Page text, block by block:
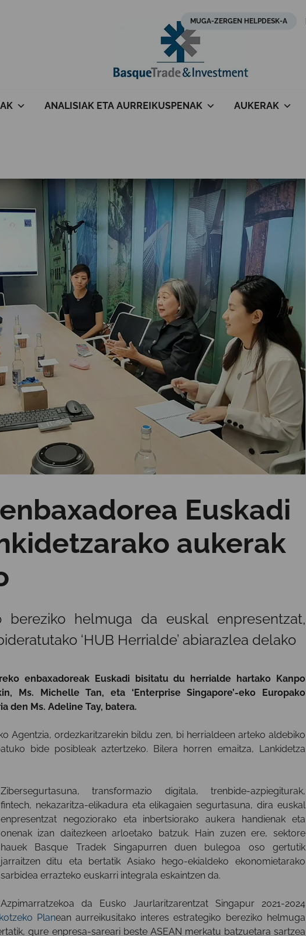
MUGA-ZERGEN HELPDESK-A
ANALISIAK ETA AURREIKUSPENAK AUKERAK
Euskadi
aukerak
bereziko helmuga da euskal enpresentzat,
‘HUB Herrialde’ abiarazlea delako
enbaxadoreak Euskadi bisitatu du herrialde hartako Kanpo
Ms. Michelle Tan, eta ‘Enterprise Singapore’-eko Europako
den Ms. Adeline Tay, batera.
Agentzia, ordezkaritzarekin bildu zen, bi herrialdeen arteko aldebiko
bide posibleak aztertzeko. Bilera horren emaitza, Lankidetza
Zibersegurtasuna, transformazio digitala, trenbide-azpiegiturak,
fintech, nekazaritza-elikadura eta elikagaien segurtasuna, dira euskal
enpresentzat negoziorako eta inbertsiorako aukera handienak eta
onenak izan daitezkeen arloetako batzuk. Hain zuzen ere, sektore
hauek Basque Tradek Singapurren duen bulegoa oso gertutik
jarraitzen ditu eta bertatik Asiako hego-ekialdeko ekonomietarako
sarbidea errazteko euskarri integrala eskaintzen da.
Azpimarratzekoa da Eusko Jaurlaritzarentzat Singapur 2021-2024
Planean aurreikusitako interes estrategiko bereziko helmuga
gure enpresa-sareari beste ASEAN merkatu batzuetara sartzea